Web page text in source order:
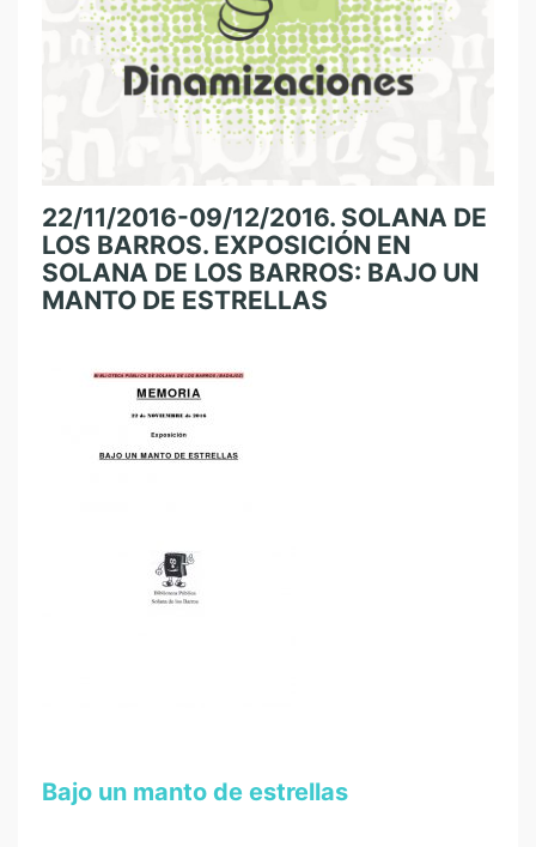
22/11/2016-09/12/2016. SOLANA DE
LOS BARROS. EXPOSICIÓN EN
SOLANA DE LOS BARROS: BAJO UN
MANTO DE ESTRELLAS
Bajo un manto de estrellas